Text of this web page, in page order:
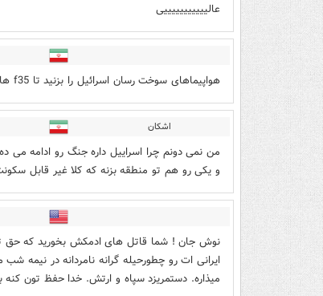
عالیییییییییییی
هواپیماهای سوخت رسان اسرائیل را بزنید تا f35 ها فلج شوند
اشکان
من نمی دونم چرا اسراییل داره جنگ رو ادامه می
و یکی رو هم تو منطقه بزنه که کلا غیر قابل
نوش جان ! شما قاتل های ادمکش بخورید که حق
ایرانی ات رو چطورحیله گرانه نامردانه در نیمه
میذاره. دستمریزد سپاه و ارتش. خدا حفظ تون